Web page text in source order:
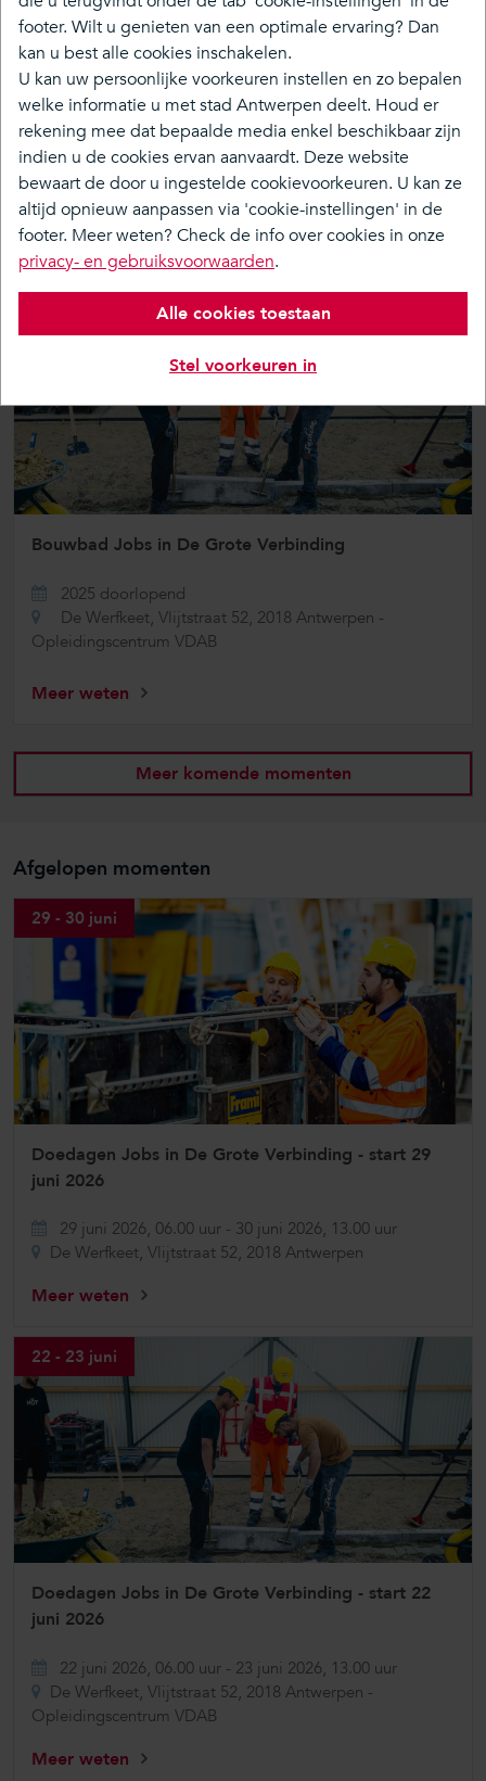
Over
Tijdlijn
Doe mee
Media & Nieuws
Volgend moment
2025 doorlopend
Bouwbad Jobs in De Grote Verbinding
2025 doorlopend
De Werfkeet, Vlijtstraat 52, 2018 Antwerpen -
Opleidingscentrum VDAB
Meer weten
Meer komende momenten
Afgelopen momenten
29 - 30 juni
Doedagen Jobs in De Grote Verbinding - start 29
juni 2026
29 juni 2026, 06.00 uur - 30 juni 2026, 13.00 uur
De Werfkeet, Vlijtstraat 52, 2018 Antwerpen
Meer weten
22 - 23 juni
Doedagen Jobs in De Grote Verbinding - start 22
juni 2026
22 juni 2026, 06.00 uur - 23 juni 2026, 13.00 uur
De Werfkeet, Vlijtstraat 52, 2018 Antwerpen -
Opleidingscentrum VDAB
Meer weten
footer. Wilt u genieten van een optimale ervaring? Dan
kan u best alle cookies inschakelen.
U kan uw persoonlijke voorkeuren instellen en zo bepalen
welke informatie u met stad Antwerpen deelt. Houd er
rekening mee dat bepaalde media enkel beschikbaar zijn
indien u de cookies ervan aanvaardt. Deze website
bewaart de door u ingestelde cookievoorkeuren. U kan ze
altijd opnieuw aanpassen via 'cookie-instellingen' in de
footer. Meer weten? Check de info over cookies in onze
privacy- en gebruiksvoorwaarden.
Alle cookies toestaan
Stel voorkeuren in